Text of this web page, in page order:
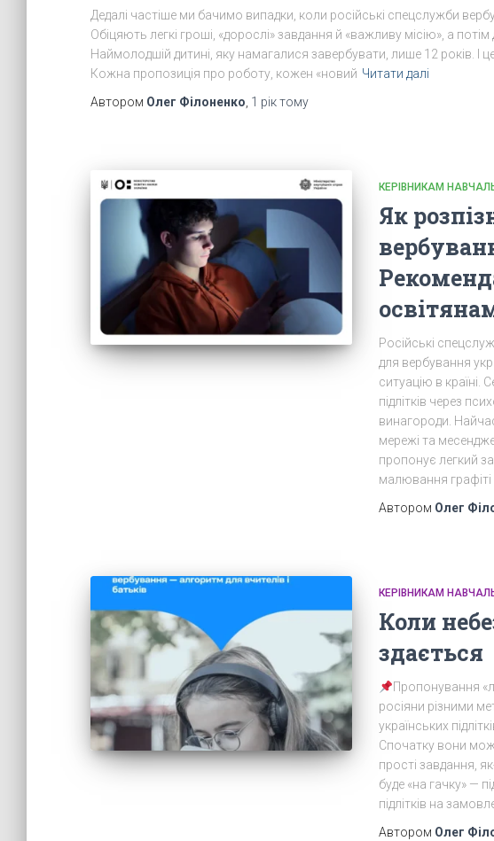
Дедалі частіше ми бачимо випадки, коли російські спецслужби
Обіцяють легкі гроші, «дорослі» завдання й «важливу місію», а
Наймолодшій дитині, яку намагалися завербувати, лише 12 років. І
Кожна пропозиція про роботу, кожен «новий Читати далі
Автором Олег Філоненко, 1 ріктому
КЕРІВНИКАМ
Як
Російські
для вербування
ситуацію в країні.
підлітків через
винагороди.
мережі та
пропонує легкий
малювання графіті
Автором Олег
КЕРІВНИКАМ
Коли
здається
Пропонування
росіяни різними
українських
Спочатку вони
прості завдання,
буде «на гачку» —
підлітків на
Автором Олег